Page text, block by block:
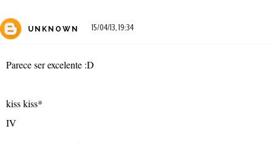
UNKNOWN 15/04/13, 19:34
Parece ser excelente :D
kiss kiss*
IV